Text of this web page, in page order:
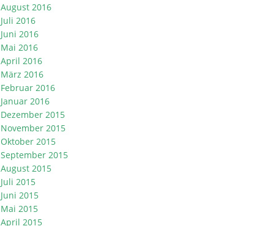
August 2016
Juli 2016
Juni 2016
Mai 2016
April 2016
März 2016
Februar 2016
Januar 2016
Dezember 2015
November 2015
Oktober 2015
September 2015
August 2015
Juli 2015
Juni 2015
Mai 2015
April 2015